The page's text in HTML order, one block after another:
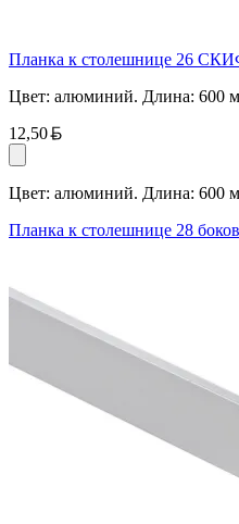
Планка к столешнице 26
Цвет: алюминий. Длина: 600
12,50
Цвет: алюминий. Длина: 600
Планка к столешнице 28